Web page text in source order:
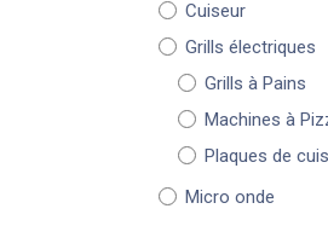
Cuiseur
Grills électriques
Grills à Pains
Machines à
Plaques de
Micro onde